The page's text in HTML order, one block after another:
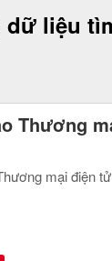
dữ liệu
Thương
mại điện tử